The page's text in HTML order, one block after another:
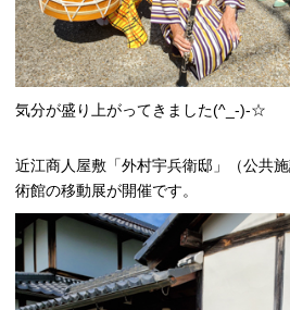
気分が盛り上がってきました(^_-)-☆
近江商人屋敷「外村宇兵衛邸」（公共
術館の移動展が開催です。